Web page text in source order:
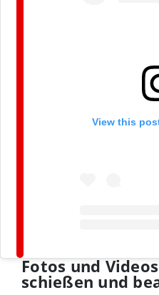
View this
Fotos und
schießen und